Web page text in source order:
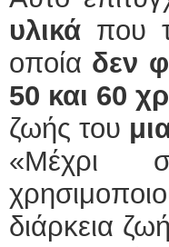
υλικά που
οποία δεν
50 και 60
ζωής του
«Μέχρι
διάρκεια